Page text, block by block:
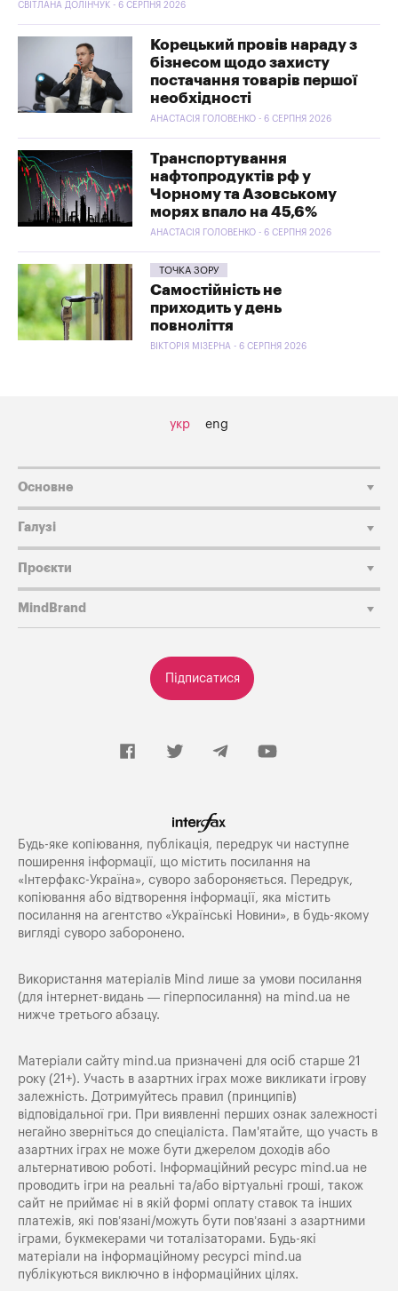
СВІТЛАНА ДОЛІНЧУК - 6 СЕРПНЯ 2026
Корецький провів нараду з
бізнесом щодо захисту
постачання товарів першої
необхідності
АНАСТАСІЯ ГОЛОВЕНКО - 6 СЕРПНЯ 2026
Транспортування
нафтопродуктів рф у
Чорному та Азовському
морях впало на 45,6%
АНАСТАСІЯ ГОЛОВЕНКО - 6 СЕРПНЯ 2026
ТОЧКА ЗОРУ
Самостійність не
приходить у день
повноліття
ВІКТОРІЯ МІЗЕРНА - 6 СЕРПНЯ 2026
укр eng
Підписатися
Основне
Галузі
Проєкти
MindBrand
Будь-яке копiювання, публiкацiя, передрук чи наступне
поширення iнформацiї, що мiстить посилання на
«Iнтерфакс-Україна», суворо забороняється. Передрук,
копіювання або відтворення інформації, яка містить
посилання на агентство «Українські Новини», в будь-якому
вигляді суворо заборонено.
Використання матеріалів Mind лише за умови посилання
(для інтернет-видань — гіперпосилання) на mind.ua не
нижче третього абзацу.
Матеріали сайту mind.ua призначені для осіб старше 21
року (21+). Участь в азартних іграх може викликати ігрову
залежність. Дотримуйтесь правил (принципів)
відповідальної гри. При виявленні перших ознак залежності
негайно зверніться до спеціаліста. Пам'ятайте, що участь в
азартних іграх не може бути джерелом доходів або
альтернативою роботі. Інформаційний ресурс mind.ua не
проводить ігри на реальні та/або віртуальні гроші, також
сайт не приймає ні в якій формі оплату ставок та інших
платежів, які пов’язані/можуть бути пов’язані з азартними
іграми, букмекерами чи тоталізаторами. Будь-які
матеріали на інформаційному ресурсі mind.ua
публікуються виключно в інформаційних цілях.